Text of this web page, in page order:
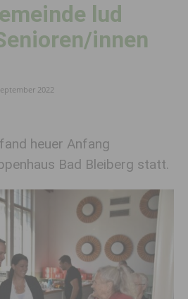
lud
innen
2022
heuer Anfang
Bad Bleiberg statt.